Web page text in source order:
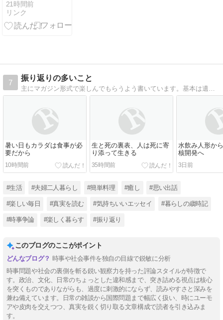
21時間前
リンク
7
振り返りの多いこと
主にマガジン形式で楽しんでもらうよう書いています。基本は遺言のようなもの。若い世代や他の人々に、生きてきた振り返りのバトン。気持ちを共有できればいいのに。
暑い日もカラダは食事が必
要だから
10時間前
生と死の裏表、人は死に寄
り添って生きる
35時間前
水飲み人形か
核開発へ
3日前
#生活 #夫婦二人暮らし #簡単料理 #癒し #思い出話
#楽しい毎日 #真実を読む #気持ちいいエッセイ #暮らしの歳時記
#時事争論 #楽しく暮らす #振り返り
このブログのここがポイント
時事や社会事件を独自の目線で鋭敏に分析
時事問題や社会の裏側を斬る鋭い観察力を持った評論スタイルが特徴で
す。政治、文化、日常のちょっとした違和感まで、突き詰める視点は核心
を突くものでありながらも、過度に刺激的にならず、読みやすさと深みを
兼ね備えています。日常の雑談から国際問題まで幅広く扱い、時にユーモ
アや皮肉を交えつつ、真実を鋭く切り取る文章構成で読者を引き込みま
す。